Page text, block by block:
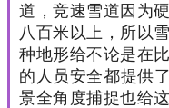
道，竞速雪道因为
八百米以上，所以
种地形给不论是在
的人员安全都提供
景全角度捕捉也给